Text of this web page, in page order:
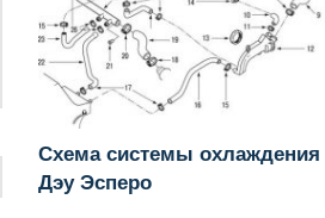
Схема системы охлаждения
Дэу Эсперо